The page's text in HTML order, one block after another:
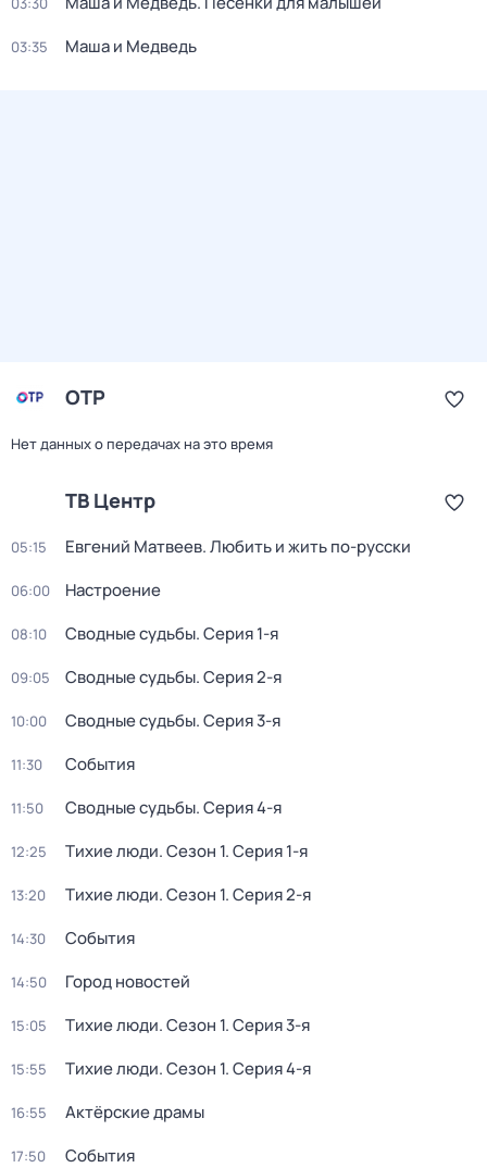
03:35 Маша и Медведь
ОТР
Нет данных о передачах на это время
ТВ Центр
05:15 Евгений Матвеев. Любить и жить по-русски
06:00 Настроение
08:10 Сводные судьбы. Серия 1-я
09:05 Сводные судьбы. Серия 2-я
10:00 Сводные судьбы. Серия 3-я
11:30 События
11:50 Сводные судьбы. Серия 4-я
12:25 Тихие люди. Сезон 1. Серия 1-я
13:20 Тихие люди. Сезон 1. Серия 2-я
14:30 События
14:50 Город новостей
15:05 Тихие люди. Сезон 1. Серия 3-я
15:55 Тихие люди. Сезон 1. Серия 4-я
16:55 Актёрские драмы
17:50 События